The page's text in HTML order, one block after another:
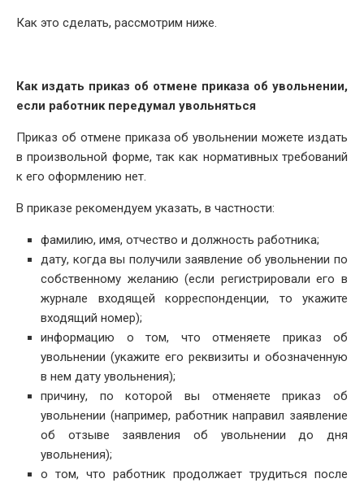
Как это сделать, рассмотрим ниже.
Как издать приказ об отмене приказа об увольнении,
если работник передумал увольняться
Приказ об отмене приказа об увольнении можете издать
в произвольной форме, так как нормативных требований
к его оформлению нет.
В приказе рекомендуем указать, в частности:
фамилию, имя, отчество и должность работника;
дату, когда вы получили заявление об увольнении по
собственному желанию (если регистрировали его в
журнале входящей корреспонденции, то укажите
входящий номер);
информацию о том, что отменяете приказ об
увольнении (укажите его реквизиты и обозначенную
в нем дату увольнения);
причину, по которой вы отменяете приказ об
увольнении (например, работник направил заявление
об отзыве заявления об увольнении до дня
увольнения);
о том, что работник продолжает трудиться после